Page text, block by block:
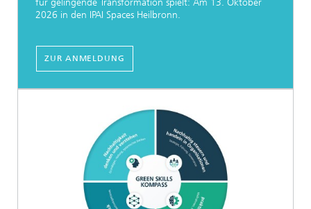
2026 in den IPAI Spaces Heilbronn.
ZUR ANMELDUNG